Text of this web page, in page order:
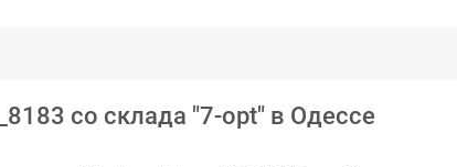
со склада "7-opt" в Одессе